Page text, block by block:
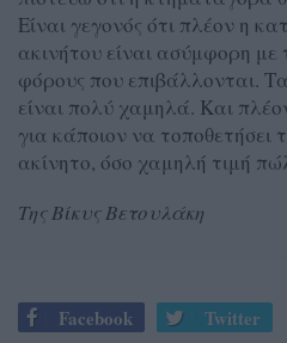
Είναι γεγονός ότι πλέον η
ακινήτου είναι ασύμφορη
φόρους που επιβάλλονται.
είναι πολύ χαμηλά. Και
για κάποιον να
ακίνητο, όσο χαμηλή τιμή
Της Βίκυς Βετουλάκη
Facebook Twitter